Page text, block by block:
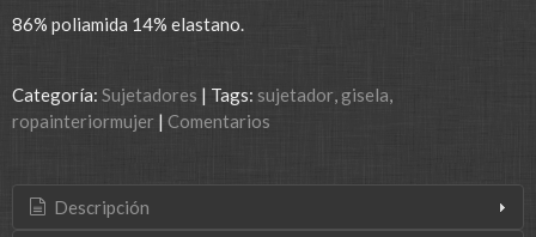
86% poliamida 14% elastano.
Categoría: Sujetadores | Tags: sujetador gisela
ropainteriormujer | Comentarios
Descripción